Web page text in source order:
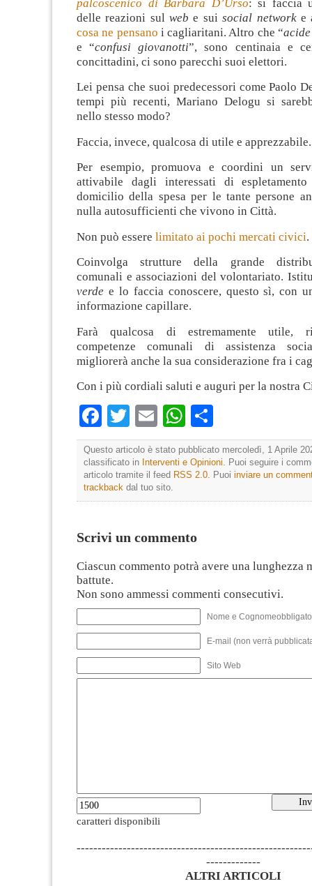
palcoscenico di Barbara D’Urso: si faccia
delle reazioni sulweb e suisocial networke
cosa ne pensano i cagliaritani. Altro che “
e “confusi giovanotti”, sono centinaia e
concittadini, ci sono parecchi suoi elettori.
Lei pensa che suoi predecessori come Paolo
tempi più recenti, Mariano Delogu si
nello stesso modo?
Faccia, invece, qualcosa di utile e apprezzabile.
Per esempio, promuova e coordini un
attivabile dagli interessati di
domicilio della spesa per le tante persone
nulla autosufficienti che vivono in Città.
Non può essere limitato ai pochi mercati civici.
Coinvolga strutture della grande
comunali e associazioni del volontariato.
verde e lo faccia conoscere, questo sì, con
informazione capillare.
Farà qualcosa di estremamente utile,
competenze comunali di assistenza
migliorerà anche la sua considerazione fra i
Con i più cordiali saluti e auguri per la nostra
Facebook
TwitterEmailWhatsApp
Questo articolo è stato pubblicato mercoledì, 1 Aprile
classificato in Interventi e Opinioni. Puoi seguire i
articolo tramite il feed RSS 2.0. Puoi inviare un
trackback dal tuo sito.
Scrivi un commento
Ciascun commento potrà avere una lunghezza
battute.
Non sono ammessi commenti consecutivi.
Nome e
E-mail (non verrà
Sito Web
caratteri disponibili
-------------
ALTRI ARTICOLI